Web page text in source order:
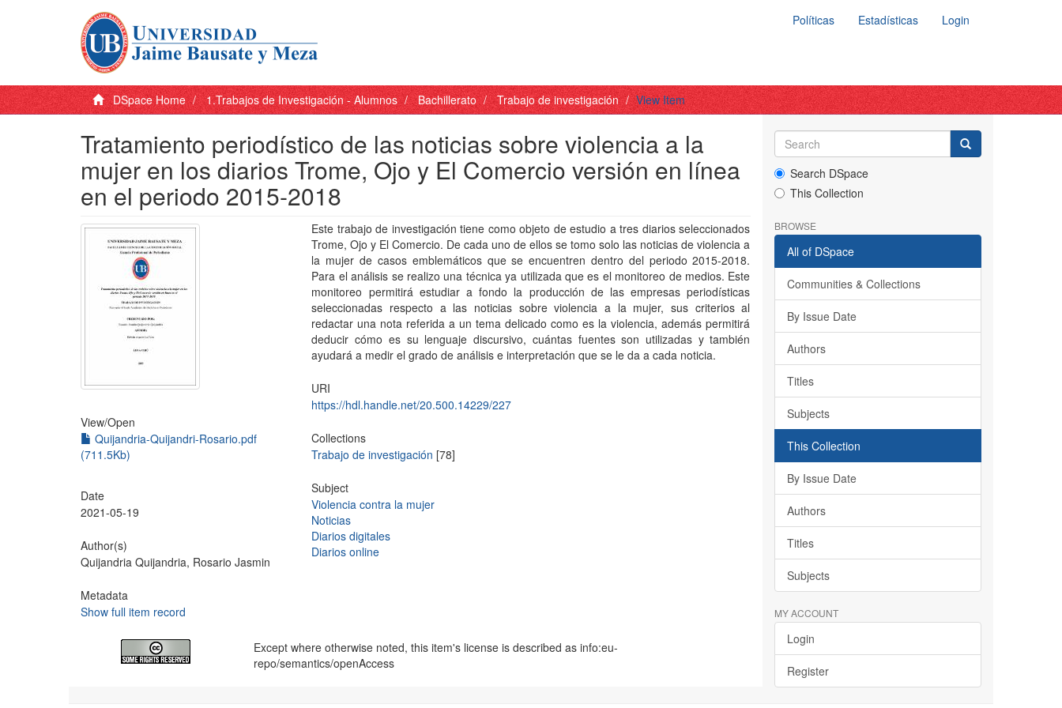
Políticas Estadísticas Login
DSpace Home 1.Trabajos de Investigación - Alumnos Bachillerato Trabajo de investigación View Item
Tratamiento periodístico de las noticias sobre violencia a la
mujer en los diarios Trome, Ojo y El Comercio versión en línea
en el periodo 2015-2018
View/Open
Quijandria-Quijandri-Rosario.pdf
(711.5Kb)
Date
2021-05-19
Author(s)
Quijandria Quijandria, Rosario Jasmin
Metadata
Show full item record
Este trabajo de investigación tiene como objeto de estudio a tres diarios seleccionados
Trome, Ojo y El Comercio. De cada uno de ellos se tomo solo las noticias de violencia a
la mujer de casos emblemáticos que se encuentren dentro del periodo 2015-2018.
Para el análisis se realizo una técnica ya utilizada que es el monitoreo de medios. Este
monitoreo permitirá estudiar a fondo la producción de las empresas periodísticas
seleccionadas respecto a las noticias sobre violencia a la mujer, sus criterios al
redactar una nota referida a un tema delicado como es la violencia, además permitirá
deducir cómo es su lenguaje discursivo, cuántas fuentes son utilizadas y también
ayudará a medir el grado de análisis e interpretación que se le da a cada noticia.
URI
https://hdl.handle.net/20.500.14229/227
Collections
Trabajo de investigación [78]
Subject
Violencia contra la mujer
Noticias
Diarios digitales
Diarios online
Except where otherwise noted, this item's license is described as info:eu-
repo/semantics/openAccess
Search DSpace
This Collection
BROWSE
All of DSpace
Communities & Collections
By Issue Date
Authors
Titles
Subjects
This Collection
By Issue Date
Authors
Titles
Subjects
MY ACCOUNT
Login
Register